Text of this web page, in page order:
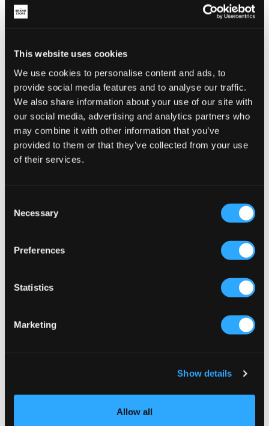
This website uses cookies
We use cookies to personalise content and ads, to
provide social media features and to analyse our traffic.
We also share information about your use of our site with
our social media, advertising and analytics partners who
may combine it with other information that you’ve
provided to them or that they’ve collected from your use
of their services.
Selection
Necessary
Preferences
Statistics
Marketing
Show details
Allow all
Moose Knuckles
UNISEX 3Q
VERKOOP
Parajumpers